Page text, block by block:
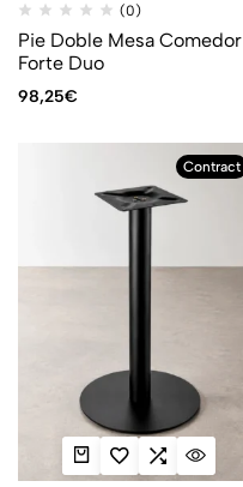
(0)
Pie Doble Mesa Comedor
Forte Duo
98,25€
Contract